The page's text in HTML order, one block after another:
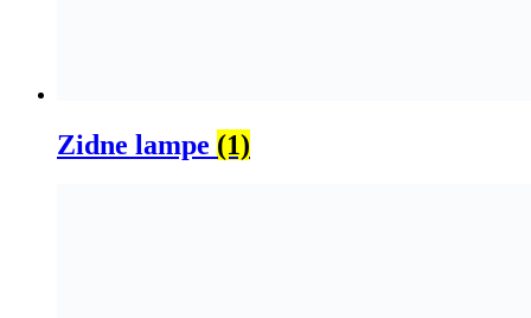
Zidne lampe (1)